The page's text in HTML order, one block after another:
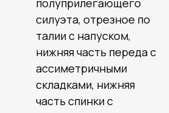
полуприлегающего
силуэта, отрезное по
талии с напуском,
нижняя часть переда с
ассиметричными
складками, нижняя
часть спинки с